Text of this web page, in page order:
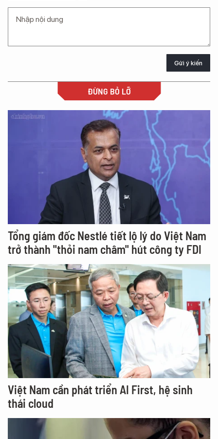
Gửi ý kiến
ĐỪNG BỎ LỠ
Tổng giám đốc Nestlé tiết lộ lý do Việt Nam
trở thành "thỏi nam châm" hút công ty FDI
Việt Nam cần phát triển AI First, hệ sinh
thái cloud